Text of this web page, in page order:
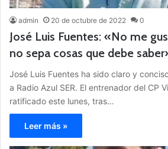
admin 20 de octubre de 2022 0
José Luis Fuentes: «No me
no sepa cosas que debe
José Luis Fuentes ha sido claro y
a Radio Azul SER. El entrenador del CP
ratificado este lunes, tras…
Leer más »